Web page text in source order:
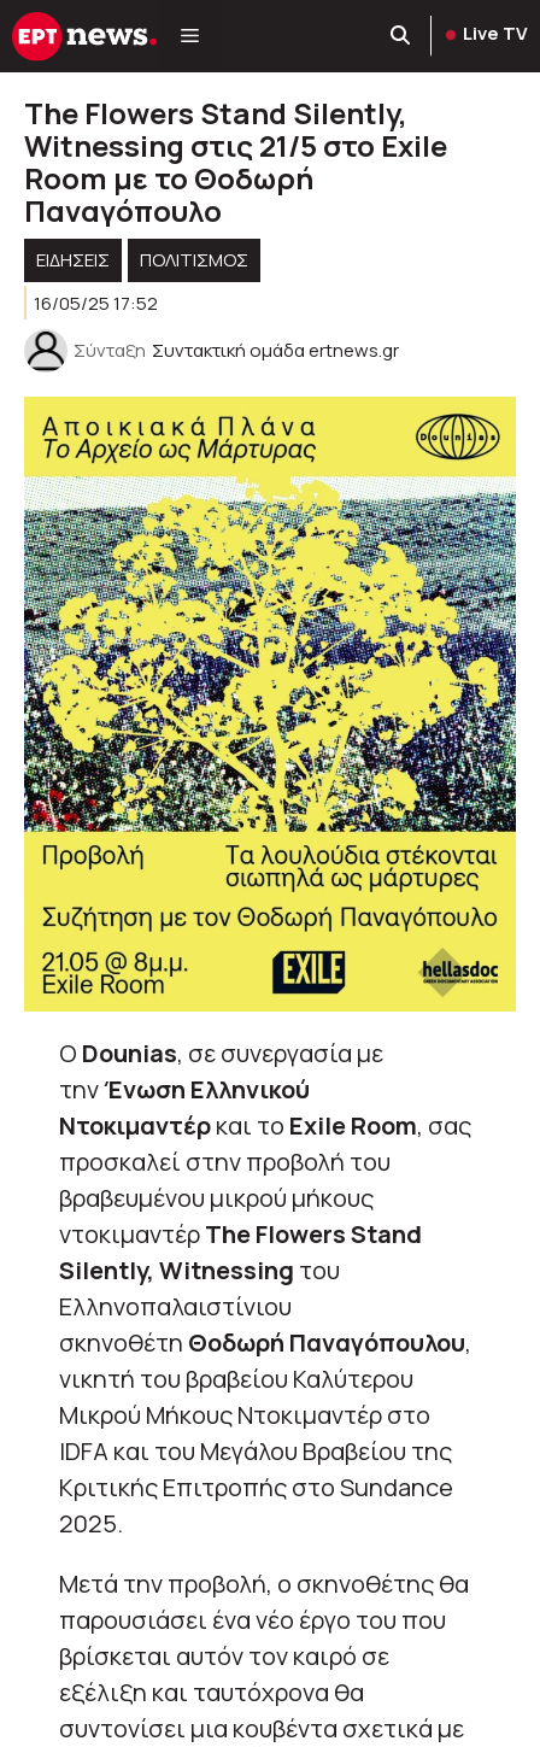
Μετάβαση
σε
Live TV
The Flowers Stand Silently,
Witnessing στις 21/5 στο Exile
Room με το Θοδωρή
Παναγόπουλο
ΕΙΔΗΣΕΙΣ
ΠΟΛΙΤΙΣΜΟΣ
16/05/25 17:52
Σύνταξη Συντακτική ομάδα ertnews.gr
Ο Dounias, σε συνεργασία με
τηνΈνωση Ελληνικού
Ντοκιμαντέρκαι το Exile Room, σας
προσκαλεί στην προβολή του
βραβευμένου μικρού μήκους
ντοκιμαντέρThe Flowers Stand
Silently, Witnessing του
Ελληνοπαλαιστίνιου
σκηνοθέτη Θοδωρή Παναγόπουλου,
νικητή του βραβείου Καλύτερου
Μικρού Μήκους Ντοκιμαντέρ στο
IDFA και του Μεγάλου Βραβείου της
Κριτικής Επιτροπής στο Sundance
2025.
Μετά την προβολή, ο σκηνοθέτης θα
παρουσιάσει ένα νέο έργο του που
βρίσκεται αυτόν τον καιρό σε
εξέλιξη και ταυτόχρονα θα
συντονίσει μια κουβέντα σχετικά με